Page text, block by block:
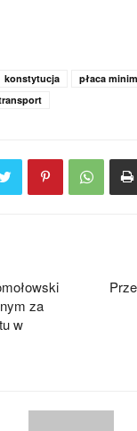
konstytucja płaca
za
w